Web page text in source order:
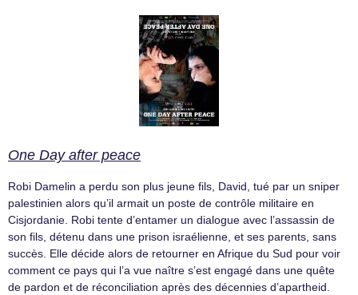
One Day after peace
Robi Damelin a perdu son plus jeune fils, David, tué par un sniper
palestinien alors qu’il armait un poste de contrôle militaire en
Cisjordanie. Robi tente d’entamer un dialogue avec l’assassin de
son fils, détenu dans une prison israélienne, et ses parents, sans
succès. Elle décide alors de retourner en Afrique du Sud pour voir
comment ce pays qui l’a vue naître s’est engagé dans une quête
de pardon et de réconciliation après des décennies d’apartheid.